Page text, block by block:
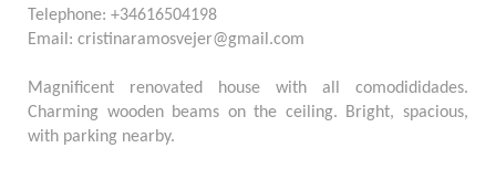
Telephone: +34616504198
Email: cristinaramosvejer@gmail.com
Magnificent renovated house with all comodididades.
Charming wooden beams on the ceiling. Bright, spacious,
with parking nearby.